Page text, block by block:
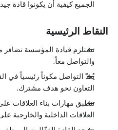
الجميع كيفية أن يكونوا قادة
النقاط الرئيسية
تستلزم قيادة المؤسسة تضافر
والتواصل معاً.
يُعدّ التواصل مكوناً رئيسياً في
التعاون نحو هدف مشترك.
تنطبق مهارات بناء
العلاقات الداخلية والخارجية